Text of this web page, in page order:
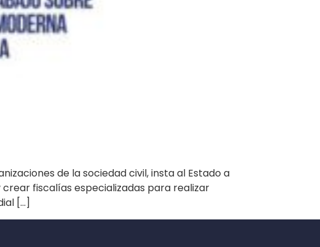
de la sociedad civil, insta al Estado a
fiscalías especializadas para realizar
[…]